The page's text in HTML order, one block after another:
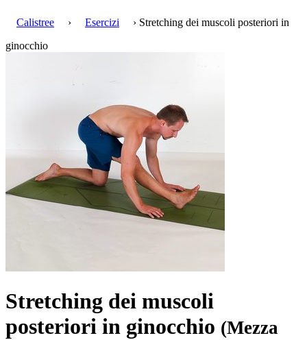
Calistree › Esercizi
› Stretching dei muscoli posteriori in
ginocchio
Stretching dei muscoli
posteriori in ginocchio (Mezza